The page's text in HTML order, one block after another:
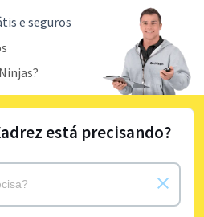
e seguros
está precisando?